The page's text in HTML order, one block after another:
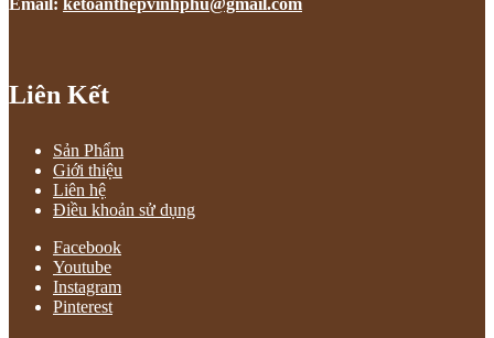
Email: ketoanthepvinhphu@gmail.com
Liên Kết
Sản Phẩm
Giới thiệu
Liên hệ
Điều khoản sử dụng
Facebook
Youtube
Instagram
Pinterest